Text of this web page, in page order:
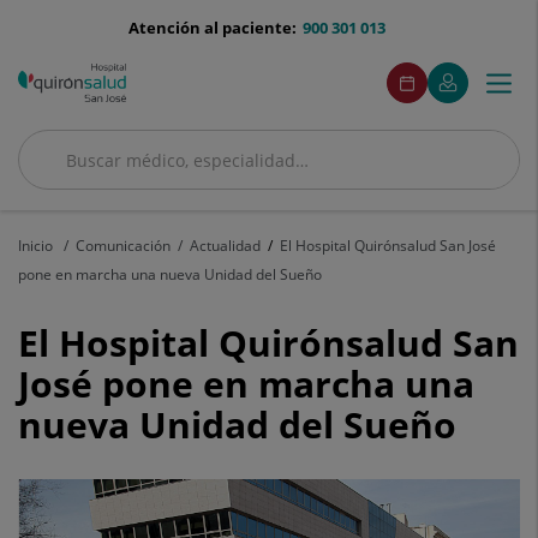
menu-
900 301 013
Atención al paciente:
Buscar
Buscar
menuAcceso
Pedir
cita
Este
enlace
se
en
Mi
Quirónsalud
Este
enlace
se
en
ventana
nueva.
Menú
Inicio Comunicación Actualidad
El Hospital Quirónsalud San José
pone en marcha una nueva Unidad del Sueño
El
Hospital
Quirónsalud
José
El Hospital Quirónsalud San
José pone en marcha una
nueva Unidad del Sueño